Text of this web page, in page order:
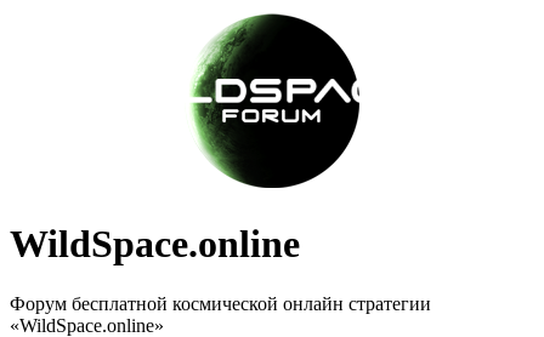
WildSpace.online
Форум бесплатной космической онлайн стратегии
«WildSpace.online»